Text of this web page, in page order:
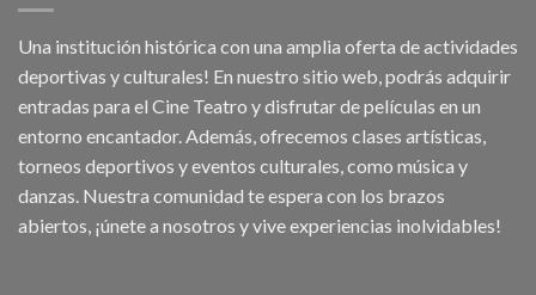
Una institución histórica con una amplia oferta de actividades
deportivas y culturales! En nuestro sitio web, podrás adquirir
entradas para el Cine Teatro y disfrutar de películas en un
entorno encantador. Además, ofrecemos clases artísticas,
torneos deportivos y eventos culturales, como música y
danzas. Nuestra comunidad te espera con los brazos
abiertos, ¡únete a nosotros y vive experiencias inolvidables!